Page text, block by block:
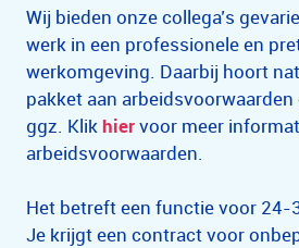
Wij bieden onze collega’s
werk in een professionele en
werkomgeving. Daarbij hoort
pakket aan
ggz. Klikhiervoor meer
arbeidsvoorwaarden.
Het betreft een functie voor 24-
Je krijgt een contract voor